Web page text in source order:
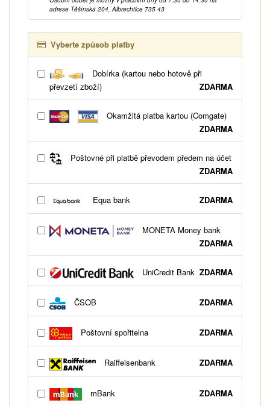
adrese Těšínská 204, Albrechtice 735 43
Vyberte způsob platby
Dobírka (kartou nebo hotově při
převzetí zboží)
ZDARMA
Okamžitá platba kartou (Comgate)
ZDARMA
Poštovné při platbě převodem předem na účet
ZDARMA
Equa bank ZDARMA
MONETA Money bank
ZDARMA
UniCredit Bank ZDARMA
ČSOB ZDARMA
Poštovní spořitelna ZDARMA
Raiffeisenbank ZDARMA
mBank ZDARMA